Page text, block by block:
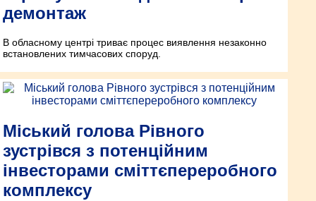
демонтаж
В обласному центрі триває процес виявлення незаконно
встановлених тимчасових споруд.
Міський голова Рівного
зустрівся з потенційним
інвесторами сміттєпереробного
комплексу